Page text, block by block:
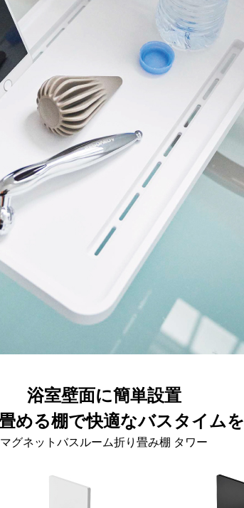
浴室壁面に簡単設置
める棚で快適なバスタイムを
マグネットバスルーム折り畳み棚 タワー